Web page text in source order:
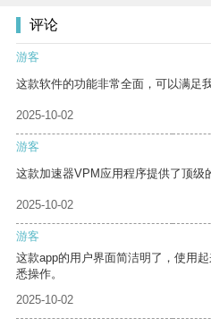
评论
游客
这款软件的功能非常全面，可以满足
2025-10-02
游客
这款加速器VPM应用程序提供了顶级
2025-10-02
游客
这款app的用户界面简洁明了，使用
悉操作。
2025-10-02